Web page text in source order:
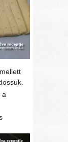
a